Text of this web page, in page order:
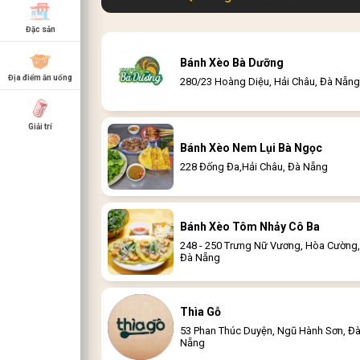
Đặc sản
Địa điểm ăn uống
Giải trí
Bánh Xèo Bà Dưỡng
280/23 Hoàng Diệu, Hải Châu, Đà Nẵng
Bánh Xèo Nem Lụi Bà Ngọc
228 Đống Đa,Hải Châu, Đà Nẵng
Bánh Xèo Tôm Nhảy Cô Ba
248 - 250 Trưng Nữ Vương, Hòa Cường,
Đà Nẵng
Thìa Gỗ
53 Phan Thúc Duyện, Ngũ Hành Sơn, Đà
Nẵng